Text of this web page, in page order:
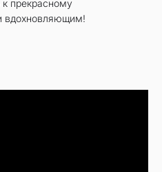
к прекрасному
вдохновляющим!